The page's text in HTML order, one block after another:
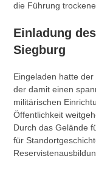
die Führung
Einladung
Siegburg
Eingeladen hatte
der damit einen
militärischen
Öffentlichkeit
Durch das Gelände
für